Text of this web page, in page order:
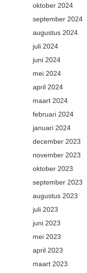
oktober 2024
september 2024
augustus 2024
juli 2024
juni 2024
mei 2024
april 2024
maart 2024
februari 2024
januari 2024
december 2023
november 2023
oktober 2023
september 2023
augustus 2023
juli 2023
juni 2023
mei 2023
april 2023
maart 2023